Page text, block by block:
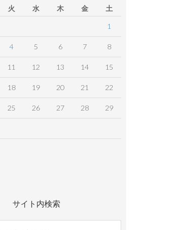
火 水 木 金 土
1
4 5 6 7 8
11 12 13 14 15
18 19 20 21 22
25 26 27 28 29
サイト内検索